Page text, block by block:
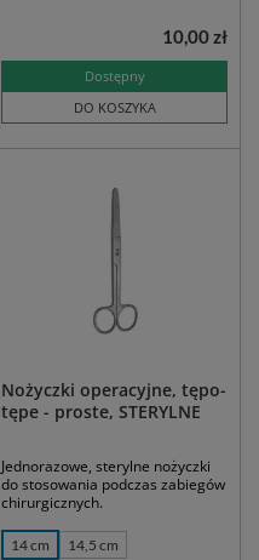
Dostępny
DO KOSZYKA
10,00 zł
Nożyczki operacyjne, tępo-
tępe - proste, STERYLNE
Jednorazowe, sterylne nożyczki
do stosowania podczas zabiegów
chirurgicznych.
14 cm 14,5 cm